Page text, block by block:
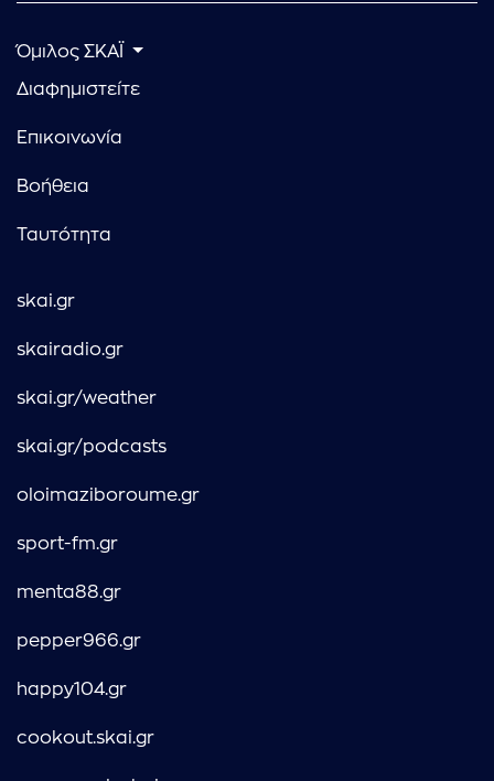
Όμιλος ΣΚΑΪ
Διαφημιστείτε
Επικοινωνία
Βοήθεια
Ταυτότητα
skai.gr
skairadio.gr
skai.gr/weather
skai.gr/podcasts
oloimaziboroume.gr
sport-fm.gr
menta88.gr
pepper966.gr
happy104.gr
cookout.skai.gr